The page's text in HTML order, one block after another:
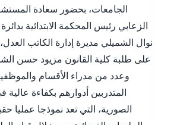
الجامعات، بحضور سعادة
الزعابي رئيس المحكمة الابتدائية
نوال الشميلي مديرة إدارة الكاتب
على طلبة كلية القانون مزيود حسن
وعدد من مدراء الأقسام
المتدربين أدوارهم بكفاءة
الصورية، التي تعد نموذجا عمليا